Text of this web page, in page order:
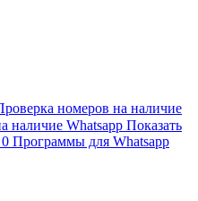
номеров на наличие
наличие Whatsapp Показать
Программы для Whatsapp